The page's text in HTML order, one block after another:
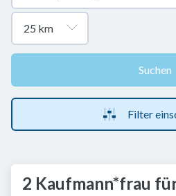
Suchen
Filter
2 Kaufmann*frau